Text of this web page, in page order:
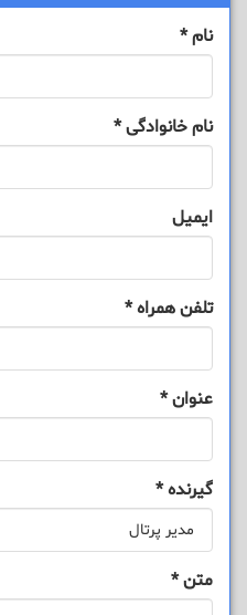
نام*
نام خانوادگی*
ایمیل
تلفن همراه*
عنوان*
گیرنده*
متن*